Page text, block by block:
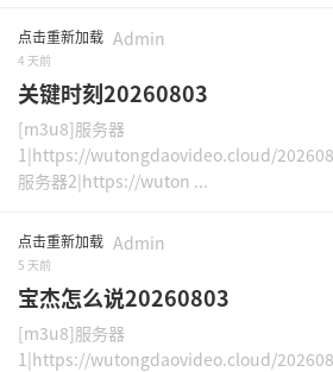
点击重新加载 Admin
4 天前
关键时刻20260803
[m3u8]服务器
1|https://wutongdaovideo.cloud/
服务器2|https://wuton ...
点击重新加载 Admin
5 天前
宝杰怎么说20260803
[m3u8]服务器
1|https://wutongdaovideo.cloud/